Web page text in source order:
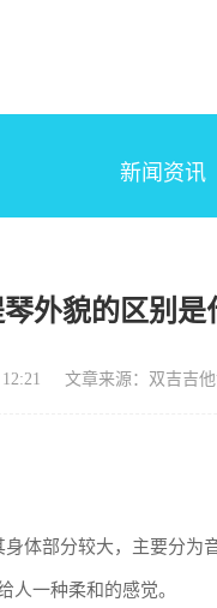
新闻资讯
外貌的区别是
文章来源：双吉吉他
体部分较大，主要分为
人一种柔和的感觉。